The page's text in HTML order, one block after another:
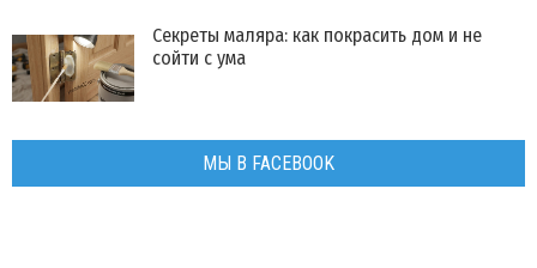
Секреты маляра: как покрасить дом и не
сойти с ума
МЫ В FACEBOOK